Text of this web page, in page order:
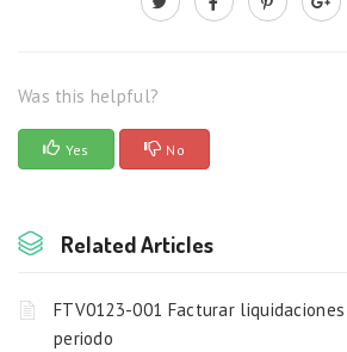
Was this helpful?
Yes No
Related Articles
FTV0123-001 Facturar
periodo